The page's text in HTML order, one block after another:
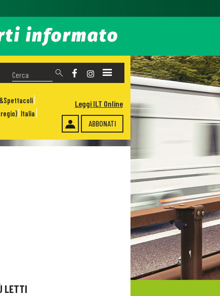
Italia
ABBONATI
Leggi ILT Online
LETTI